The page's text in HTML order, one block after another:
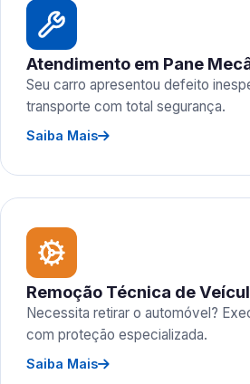
Atendimento em Pane
Seu carro apresentou defeito
transporte com total segurança.
Saiba Mais
Remoção Técnica de
Necessita retirar o automóvel?
com proteção especializada.
Saiba Mais